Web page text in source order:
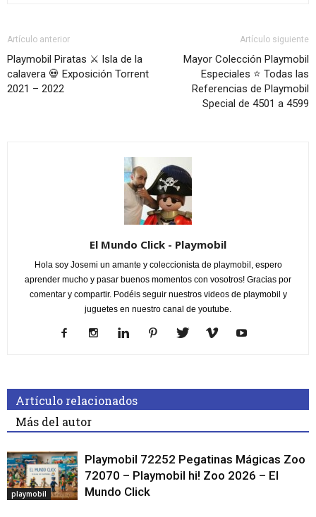
Artículo anterior
Playmobil Piratas ⚔️ Isla de la
calavera 💀 Exposición Torrent
2021 – 2022
Artículo siguiente
Mayor Colección Playmobil
Especiales ⭐ Todas las
Referencias de Playmobil
Special de 4501 a 4599
El Mundo Click - Playmobil
Hola soy Josemi un amante y coleccionista de playmobil, espero
aprender mucho y pasar buenos momentos con vosotros! Gracias por
comentar y compartir. Podéis seguir nuestros videos de playmobil y
juguetes en nuestro canal de youtube.
Artículo relacionados
Más del autor
playmobil
Playmobil 72252 Pegatinas Mágicas Zoo
72070 – Playmobil hi! Zoo 2026 – El
Mundo Click